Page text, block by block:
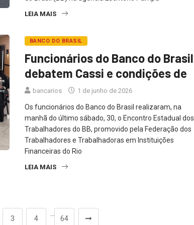
LEIA MAIS
BANCO DO BRASIL
Funcionários do Banco do Brasil
debatem Cassi e condições de
bancarios 1 de junho de 2026
Os funcionários do Banco do Brasil realizaram, na
manhã do último sábado, 30, o Encontro Estadual dos
Trabalhadores do BB, promovido pela Federação dos
Trabalhadores e Trabalhadoras em Instituições
Financeiras do Rio
LEIA MAIS
3 4 64